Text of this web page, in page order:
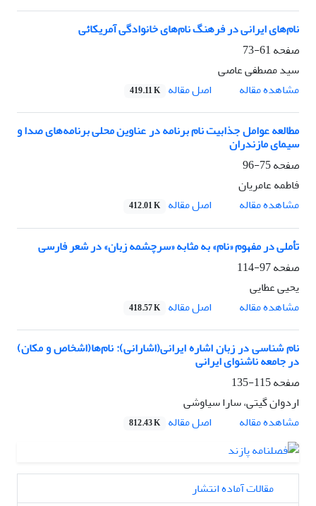
نام‌های ایرانی در فرهنگ نام‌های خانوادگی آمریکائی
صفحه61-73
سید مصطفی عاصی
مشاهده مقاله
اصل مقاله 419.11 K
مطالعه عوامل جذابیت نام برنامه در عناوین محلی برنامه‌های صدا و
سیمای مازندران
صفحه75-96
فاطمه عامریان
مشاهده مقاله
اصل مقاله 412.01 K
تأملی در مفهوم «نام» به ‌مثابه «سرچشمه‌ زبان» در شعر فارسی
صفحه97-114
یحیی عطایی
مشاهده مقاله
اصل مقاله 418.57 K
نام ­شناسی در زبان اشاره ایرانی(اشارانی): نام‌ها(اشخاص و مکان)
در جامعه ناشنوای ایرانی
صفحه115-135
اردوان گیتی، سارا سیاوشی
مشاهده مقاله
اصل مقاله 812.43 K
مقالات آماده انتشار